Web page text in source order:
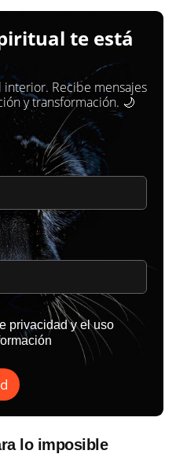
te está
interior. Recibe mensajes
y transformación. 🌙
privacidady el uso
lo imposible